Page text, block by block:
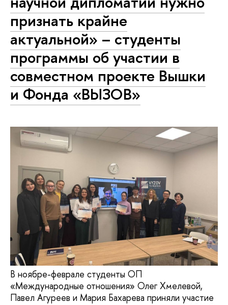
признать крайне
актуальной» – студенты
программы об участии в
совместном проекте Вышки
и Фонда «ВЫЗОВ»
В ноябре-феврале студенты ОП
«Международные отношения» Олег Хмелевой,
Павел Агуреев и Мария Бахарева приняли участие